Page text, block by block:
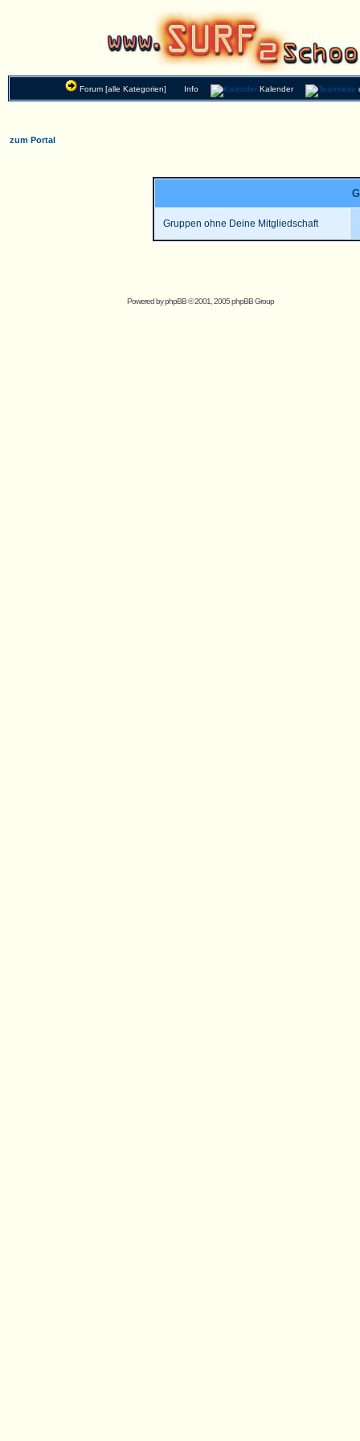
Forum [alle Kategorien] Info Kalender
zum Portal
Gruppen ohne Deine Mitgliedschaft
Powered byphpBB© 2001, 2005 phpBB Group